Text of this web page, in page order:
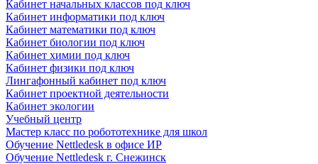
Кабинет начальных классов под ключ
Кабинет информатики под ключ
Кабинет математики под ключ
Кабинет биологии под ключ
Кабинет химии под ключ
Кабинет физики под ключ
Лингафонный кабинет под ключ
Кабинет проектной деятельности
Кабинет экологии
Учебный центр
Мастер класс по робототехнике для школ
Обучение Nettledesk в офисе ИР
Обучение Nettledesk г. Снежинск